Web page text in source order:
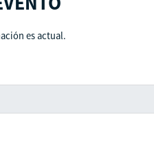
es actual.